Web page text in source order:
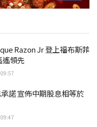
Razon Jr 登上福布斯菲
遙領先
諾 宣佈中期股息相等於